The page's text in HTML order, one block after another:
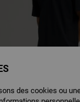
des cookies ou